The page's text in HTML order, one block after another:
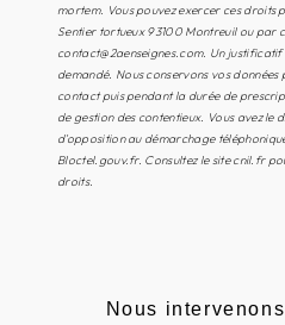
mortem. Vous pouvez exercer ces droits
Sentier tortueux 93100 Montreuil ou par
contact@2aenseignes.com. Un
demandé. Nous conservons vos
contact puis pendant la durée de
de gestion des contentieux. Vous avez le
d'opposition au démarchage
Bloctel.gouv.fr. Consultez le site cnil.fr
droits.
Nous